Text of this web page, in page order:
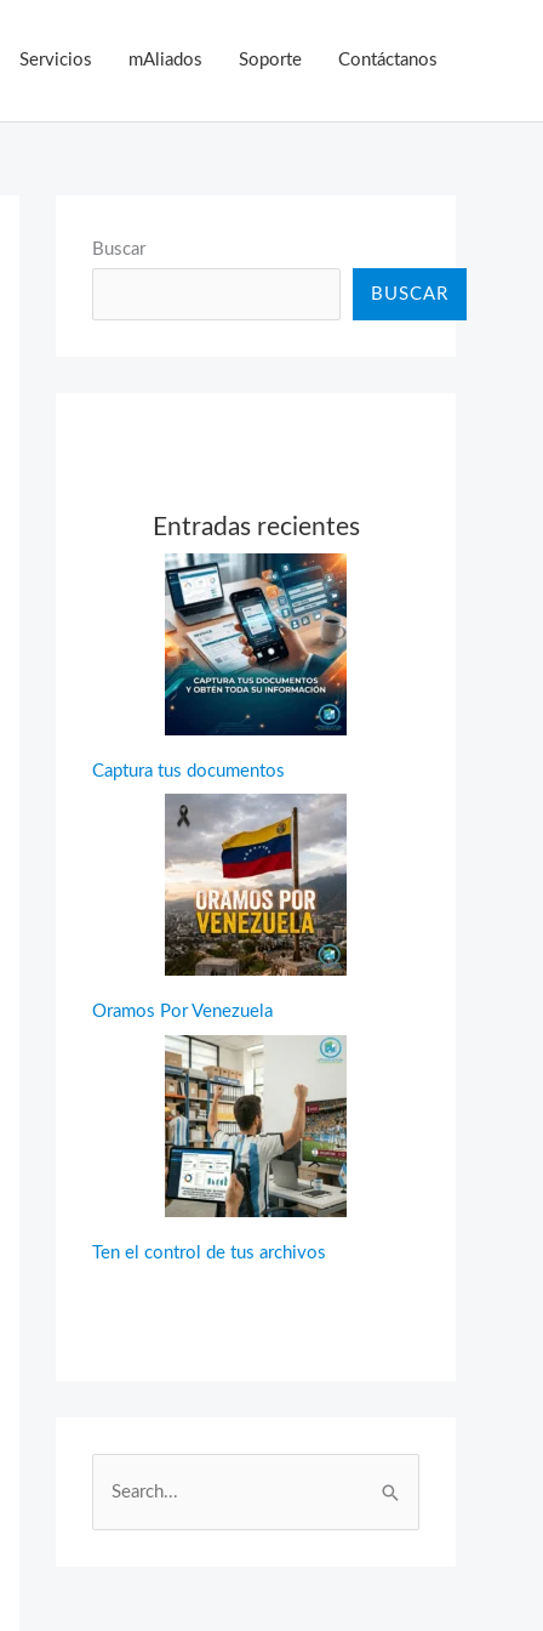
Servicios mAliados Soporte Contáctanos
Buscar
BUSCAR
Entradas recientes
Captura tus documentos
Oramos Por Venezuela
Ten el control de tus archivos